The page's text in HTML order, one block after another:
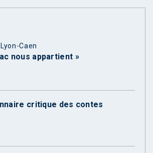
Caen
nous appartient »
critique des contes